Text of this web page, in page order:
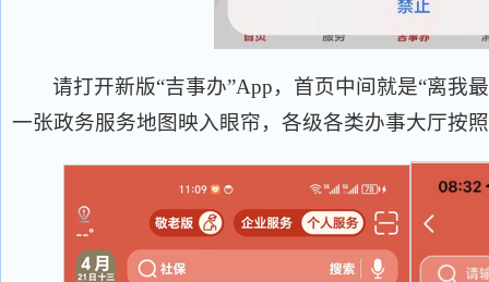
请打开新版“吉事办”App，首页中间就是“离我
一张政务服务地图映入眼帘，各级各类办事大厅按